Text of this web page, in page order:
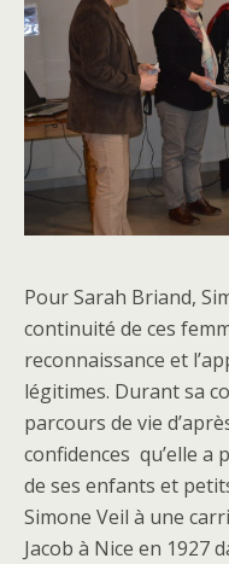
Pour Sarah Briand,
continuité de ces
reconnaissance et
légitimes. Durant sa
parcours de vie
confidences qu’elle a
de ses enfants et
Simone Veil à une
Jacob à Nice en 1927